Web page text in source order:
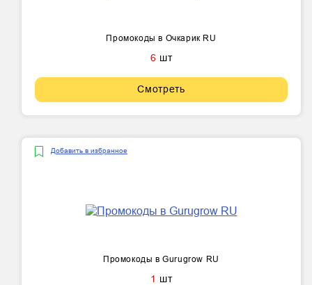
Промокоды в Очкарик RU
6 шт
Смотреть
Добавить в избранное
Промокоды в Gurugrow RU
1 шт